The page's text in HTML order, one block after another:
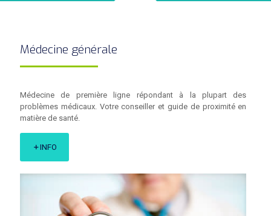
Médecine générale
Médecine de première ligne répondant à la plupart des
problèmes médicaux. Votre conseiller et guide de proximité en
matière de santé.
INFO